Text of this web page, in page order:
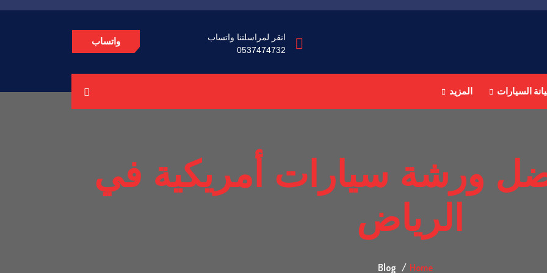
انقر لمراسلتنا واتساب
0537474732
واتساب
السيارات المزيد
ورشة سيارات أمريكية في
الرياض
Home
Blog